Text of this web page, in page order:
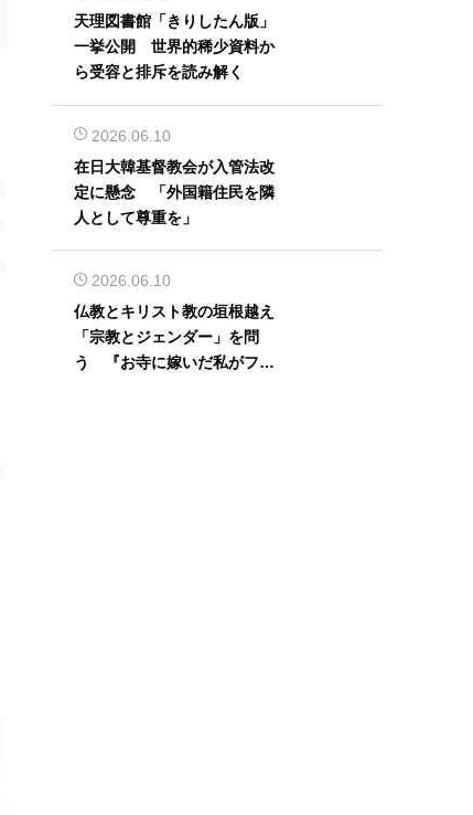
天理図書館「きりしたん版」
一挙公開 世界的稀少資料か
ら受容と排斥を読み解く
2026.06.10
在日大韓基督教会が入管法改
定に懸念 「外国籍住民を隣
人として尊重を」
2026.06.10
仏教とキリスト教の垣根越え
「宗教とジェンダー」を問
う 『お寺に嫁いだ私がフェ